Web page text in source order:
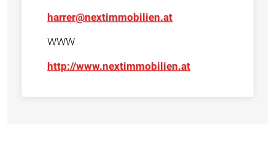
harrer@nextimmobilien.at
WWW
http://www.nextimmobilien.at